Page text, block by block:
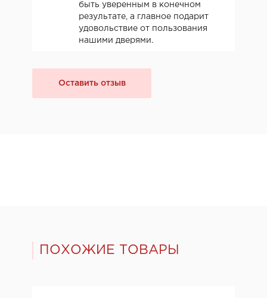
быть уверенным в конечном
результате, а главное подарит
удовольствие от пользования
нашими дверями.
Оставить отзыв
ПОХОЖИЕ ТОВАРЫ